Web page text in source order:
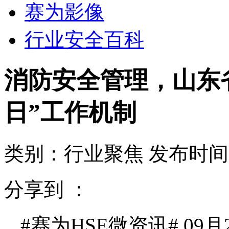
赛为影像
行业安全百科
消防安全管理，山
日”工作机制
类别：行业聚焦 发布时
分享到 ：